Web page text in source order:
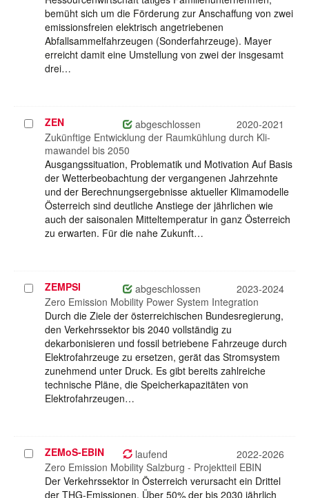
bemüht sich um die Förderung zur Anschaffung von zwei
emissionsfreien elektrisch angetriebenen
Abfallsammelfahrzeugen (Sonderfahrzeuge). Mayer
erreicht damit eine Umstellung von zwei der insgesamt
drei…
Projekt
auswählen
ZEN abgeschlossen
2020-2021
Zukünftige Entwicklung der Raumkühlung durch Kli-
mawandel bis 2050
Ausgangssituation, Problematik und Motivation Auf Basis
der Wetterbeobachtung der vergangenen Jahrzehnte
und der Berechnungsergebnisse aktueller Klimamodelle
Österreich sind deutliche Anstiege der jährlichen wie
auch der saisonalen Mitteltemperatur in ganz Österreich
zu erwarten. Für die nahe Zukunft…
Projekt
auswählen
ZEMPSI abgeschlossen
2023-2024
Zero Emission Mobility Power System Integration
Durch die Ziele der österreichischen Bundesregierung,
den Verkehrssektor bis 2040 vollständig zu
dekarbonisieren und fossil betriebene Fahrzeuge durch
Elektrofahrzeuge zu ersetzen, gerät das Stromsystem
zunehmend unter Druck. Es gibt bereits zahlreiche
technische Pläne, die Speicherkapazitäten von
Elektrofahrzeugen…
Projekt
auswählen
ZEMoS-EBIN laufend
2022-2026
Zero Emission Mobility Salzburg - Projektteil EBIN
Der Verkehrssektor in Österreich verursacht ein Drittel
der THG-Emissionen. Über 50% der bis 2030 jährlich